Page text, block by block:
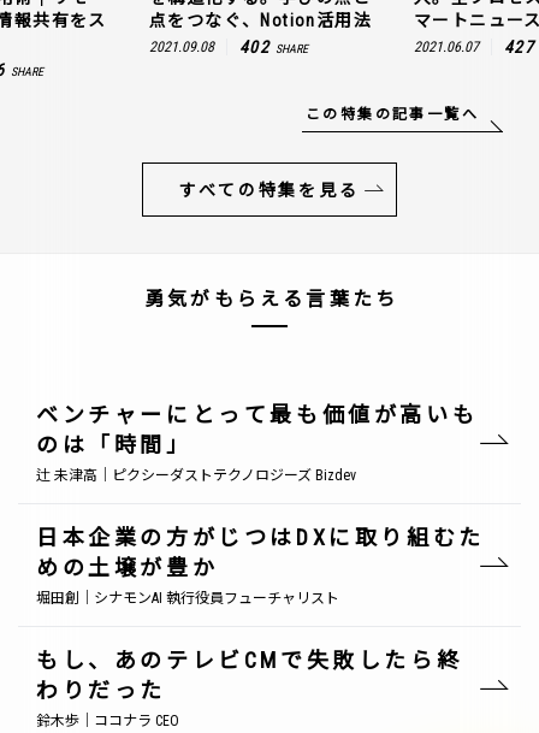
報共有をス
SHARE
点をつなぐ、Notion活用法
2021.09.08 402 SHARE
マートニュー
2021.06.07 427
この特集の記事一覧へ
すべての特集を見る
勇気がもらえる言葉たち
ベンチャーにとって最も価値が高いも
のは「時間」
辻 未津高｜ピクシーダストテクノロジーズ Bizdev
日本企業の方がじつはDXに取り組むた
めの土壌が豊か
堀田創｜シナモンAI 執行役員フューチャリスト
もし、あのテレビCMで失敗したら終
わりだった
鈴木歩｜ココナラ CEO